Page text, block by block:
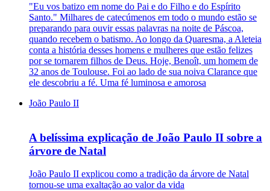
"Eu vos batizo em nome do Pai e do Filho e do Espírito
Santo." Milhares de catecúmenos em todo o mundo estão se
preparando para ouvir essas palavras na noite de Páscoa,
quando recebem o batismo. Ao longo da Quaresma, a Aleteia
conta a história desses homens e mulheres que estão felizes
por se tornarem filhos de Deus. Hoje, Benoît, um homem de
32 anos de Toulouse. Foi ao lado de sua noiva Clarance que
ele descobriu a fé. Uma fé luminosa e amorosa
João Paulo II
A belíssima explicação de João Paulo II sobre a
árvore de Natal
João Paulo II explicou como a tradição da árvore de Natal
tornou-se uma exaltação ao valor da vida